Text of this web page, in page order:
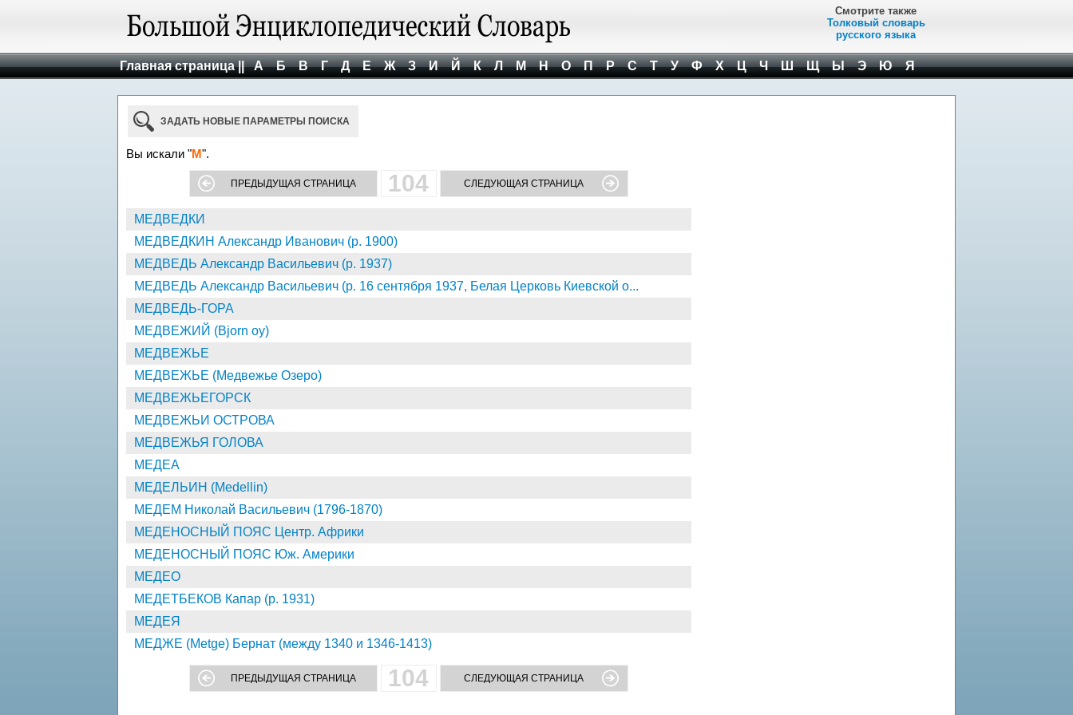
Смотрите также
Толковый словарь
русского языка
Главная страница || А Б В Г Д Е Ж З И Й К Л М Н О П Р С Т У Ф Х Ц Ч Ш Щ Ы Э Ю Я
ЗАДАТЬ НОВЫЕ ПАРАМЕТРЫ ПОИСКА
Вы искали "М".
ПРЕДЫДУЩАЯ СТРАНИЦА 104 СЛЕДУЮЩАЯ СТРАНИЦА
МЕДВЕДКИ
МЕДВЕДКИН Александр Иванович (р. 1900)
МЕДВЕДЬ Александр Васильевич (р. 1937)
МЕДВЕДЬ Александр Васильевич (р. 16 сентября 1937, Белая Церковь Киевской о...
МЕДВЕДЬ-ГОРА
МЕДВЕЖИЙ (Bjorn oy)
МЕДВЕЖЬЕ
МЕДВЕЖЬЕ (Медвежье Озеро)
МЕДВЕЖЬЕГОРСК
МЕДВЕЖЬИ ОСТРОВА
МЕДВЕЖЬЯ ГОЛОВА
МЕДЕА
МЕДЕЛЬИН (Medellin)
МЕДЕМ Николай Васильевич (1796-1870)
МЕДЕНОСНЫЙ ПОЯС Центр. Африки
МЕДЕНОСНЫЙ ПОЯС Юж. Америки
МЕДЕО
МЕДЕТБЕКОВ Капар (р. 1931)
МЕДЕЯ
МЕДЖЕ (Metge) Бернат (между 1340 и 1346-1413)
ПРЕДЫДУЩАЯ СТРАНИЦА 104 СЛЕДУЮЩАЯ СТРАНИЦА